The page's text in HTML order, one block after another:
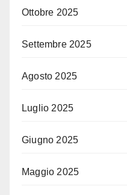
Ottobre 2025
Settembre 2025
Agosto 2025
Luglio 2025
Giugno 2025
Maggio 2025